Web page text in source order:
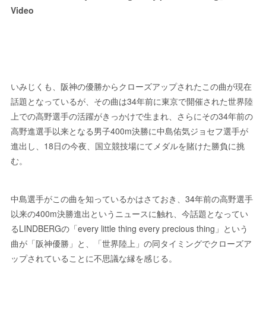
Video
いみじくも、阪神の優勝からクローズアップされたこの曲が現在
話題となっているが、その曲は34年前に東京で開催された世界陸
上での高野選手の活躍がきっかけで生まれ、さらにその34年前の
高野進選手以来となる男子400m決勝に中島佑気ジョセフ選手が
進出し、18日の今夜、国立競技場にてメダルを賭けた勝負に挑
む。
中島選手がこの曲を知っているかはさておき、34年前の高野選手
以来の400m決勝進出というニュースに触れ、今話題となってい
るLINDBERGの「every little thing every precious thing」という
曲が「阪神優勝」と、「世界陸上」の同タイミングでクローズア
ップされていることに不思議な縁を感じる。